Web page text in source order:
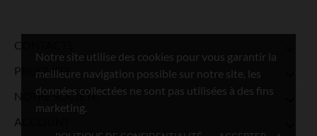
Notre site utilise des cookies pour vous garantir la
meilleure navigation possible sur notre site, les
données collectées ne sont pas utilisées à des fins
marketing.
CONTACTS
PRODUITS
NOTRE SOCIÉTÉ
ACCOUNT